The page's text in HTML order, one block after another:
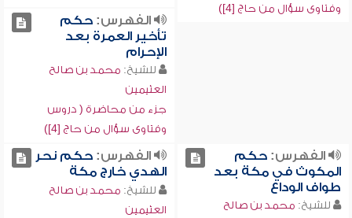
وفتاوى سؤال من حاج [4])
الفهرس:حكم
تأخير العمرة بعد
الإحرام
للشيخ: محمد بن صالح
العثيمين
جزء من محاضرة ( دروس
وفتاوى سؤال من حاج [4])
الفهرس:حكم
المكوث في مكة بعد
طواف الوداع
للشيخ: محمد بن صالح
الفهرس:حكم نحر
الهدي خارج مكة
للشيخ: محمد بن صالح
العثيمين